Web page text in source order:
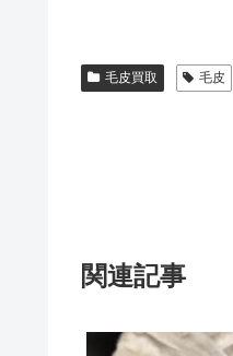
毛皮買取 毛皮
関連記事